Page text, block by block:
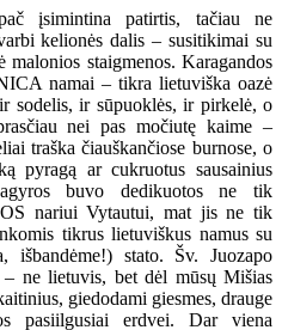
įsimintina patirtis, tačiau ne
kelionės dalis – susitikimai su
staigmenos. Karagandos
namai – tikra lietuviška oazė
sodelis, ir sūpuoklės, ir pirkelė, o
nei pas močiutę kaime –
traška čiauškančiose burnose, o
pyragą ar cukruotus sausainius
buvo dedikuotos ne tik
nariui Vytautui, mat jis ne tik
tikrus lietuviškus namus su
išbandėme!) stato. Šv. Juozapo
– ne lietuvis, bet dėl mūsų Mišias
giedodami giesmes, drauge
pasiilgusiai erdvei. Dar viena